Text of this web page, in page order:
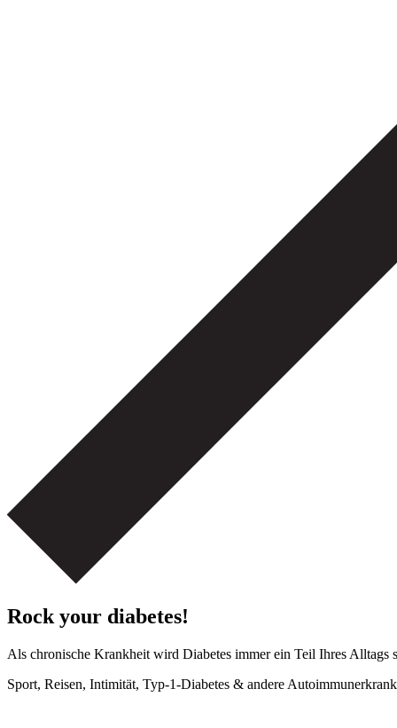
Rock your diabetes!
Als chronische Krankheit wird Diabetes immer ein Teil Ihres Alltags
Sport, Reisen, Intimität, Typ-1-Diabetes & andere